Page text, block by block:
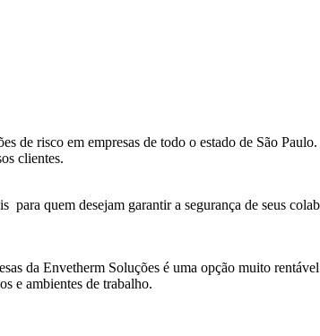
de risco em empresas de todo o estado de São
clientes.
quem desejam garantir a segurança de seus
da Envetherm Soluções é uma opção muito
e ambientes de trabalho.